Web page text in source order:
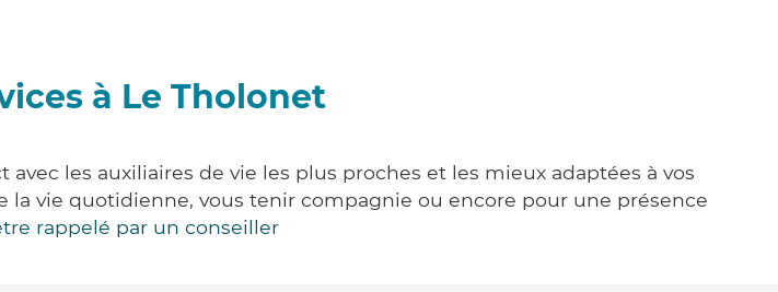
à Le Tholonet
les auxiliaires de vie les plus proches et les mieux adaptées à vos
la vie quotidienne, vous tenir compagnie ou encore pour une présence
rappelé par un conseiller